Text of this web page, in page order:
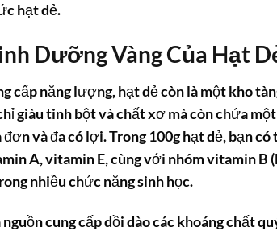
hạt dẻ.
Dưỡng Vàng Của Hạt
cấp năng lượng, hạt dẻ còn là một kho
giàu tinh bột và chất xơ mà còn chứa
đơn và đa có lợi. Trong 100g hạt dẻ, bạn
A, vitamin E, cùng với nhóm vitamin B
nhiều chức năng sinh học.
cung cấp dồi dào các khoáng chất